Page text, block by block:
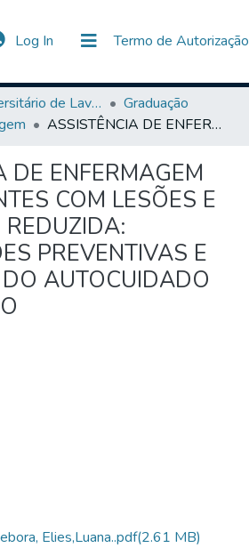
Log In (current) Termo de Autorização
& Collections
Statistics
All of DSpace
Centro Universitário de Lavras-UNILAVRAS
Graduação
ASSISTÊNCIA DE ENFERMAGEM PARA PACIENTES COM LESÕES E MOBILIDADE REDUZIDA: INTERVENÇÕES PREVENTIVAS E PROMOÇÃO DO AUTOCUIDADO NO DOMICÍLIO
DE ENFERMAGEM
COM LESÕES E
PREVENTIVAS E
AUTOCUIDADO
Elies,Luana..pdf(2.61 MB)